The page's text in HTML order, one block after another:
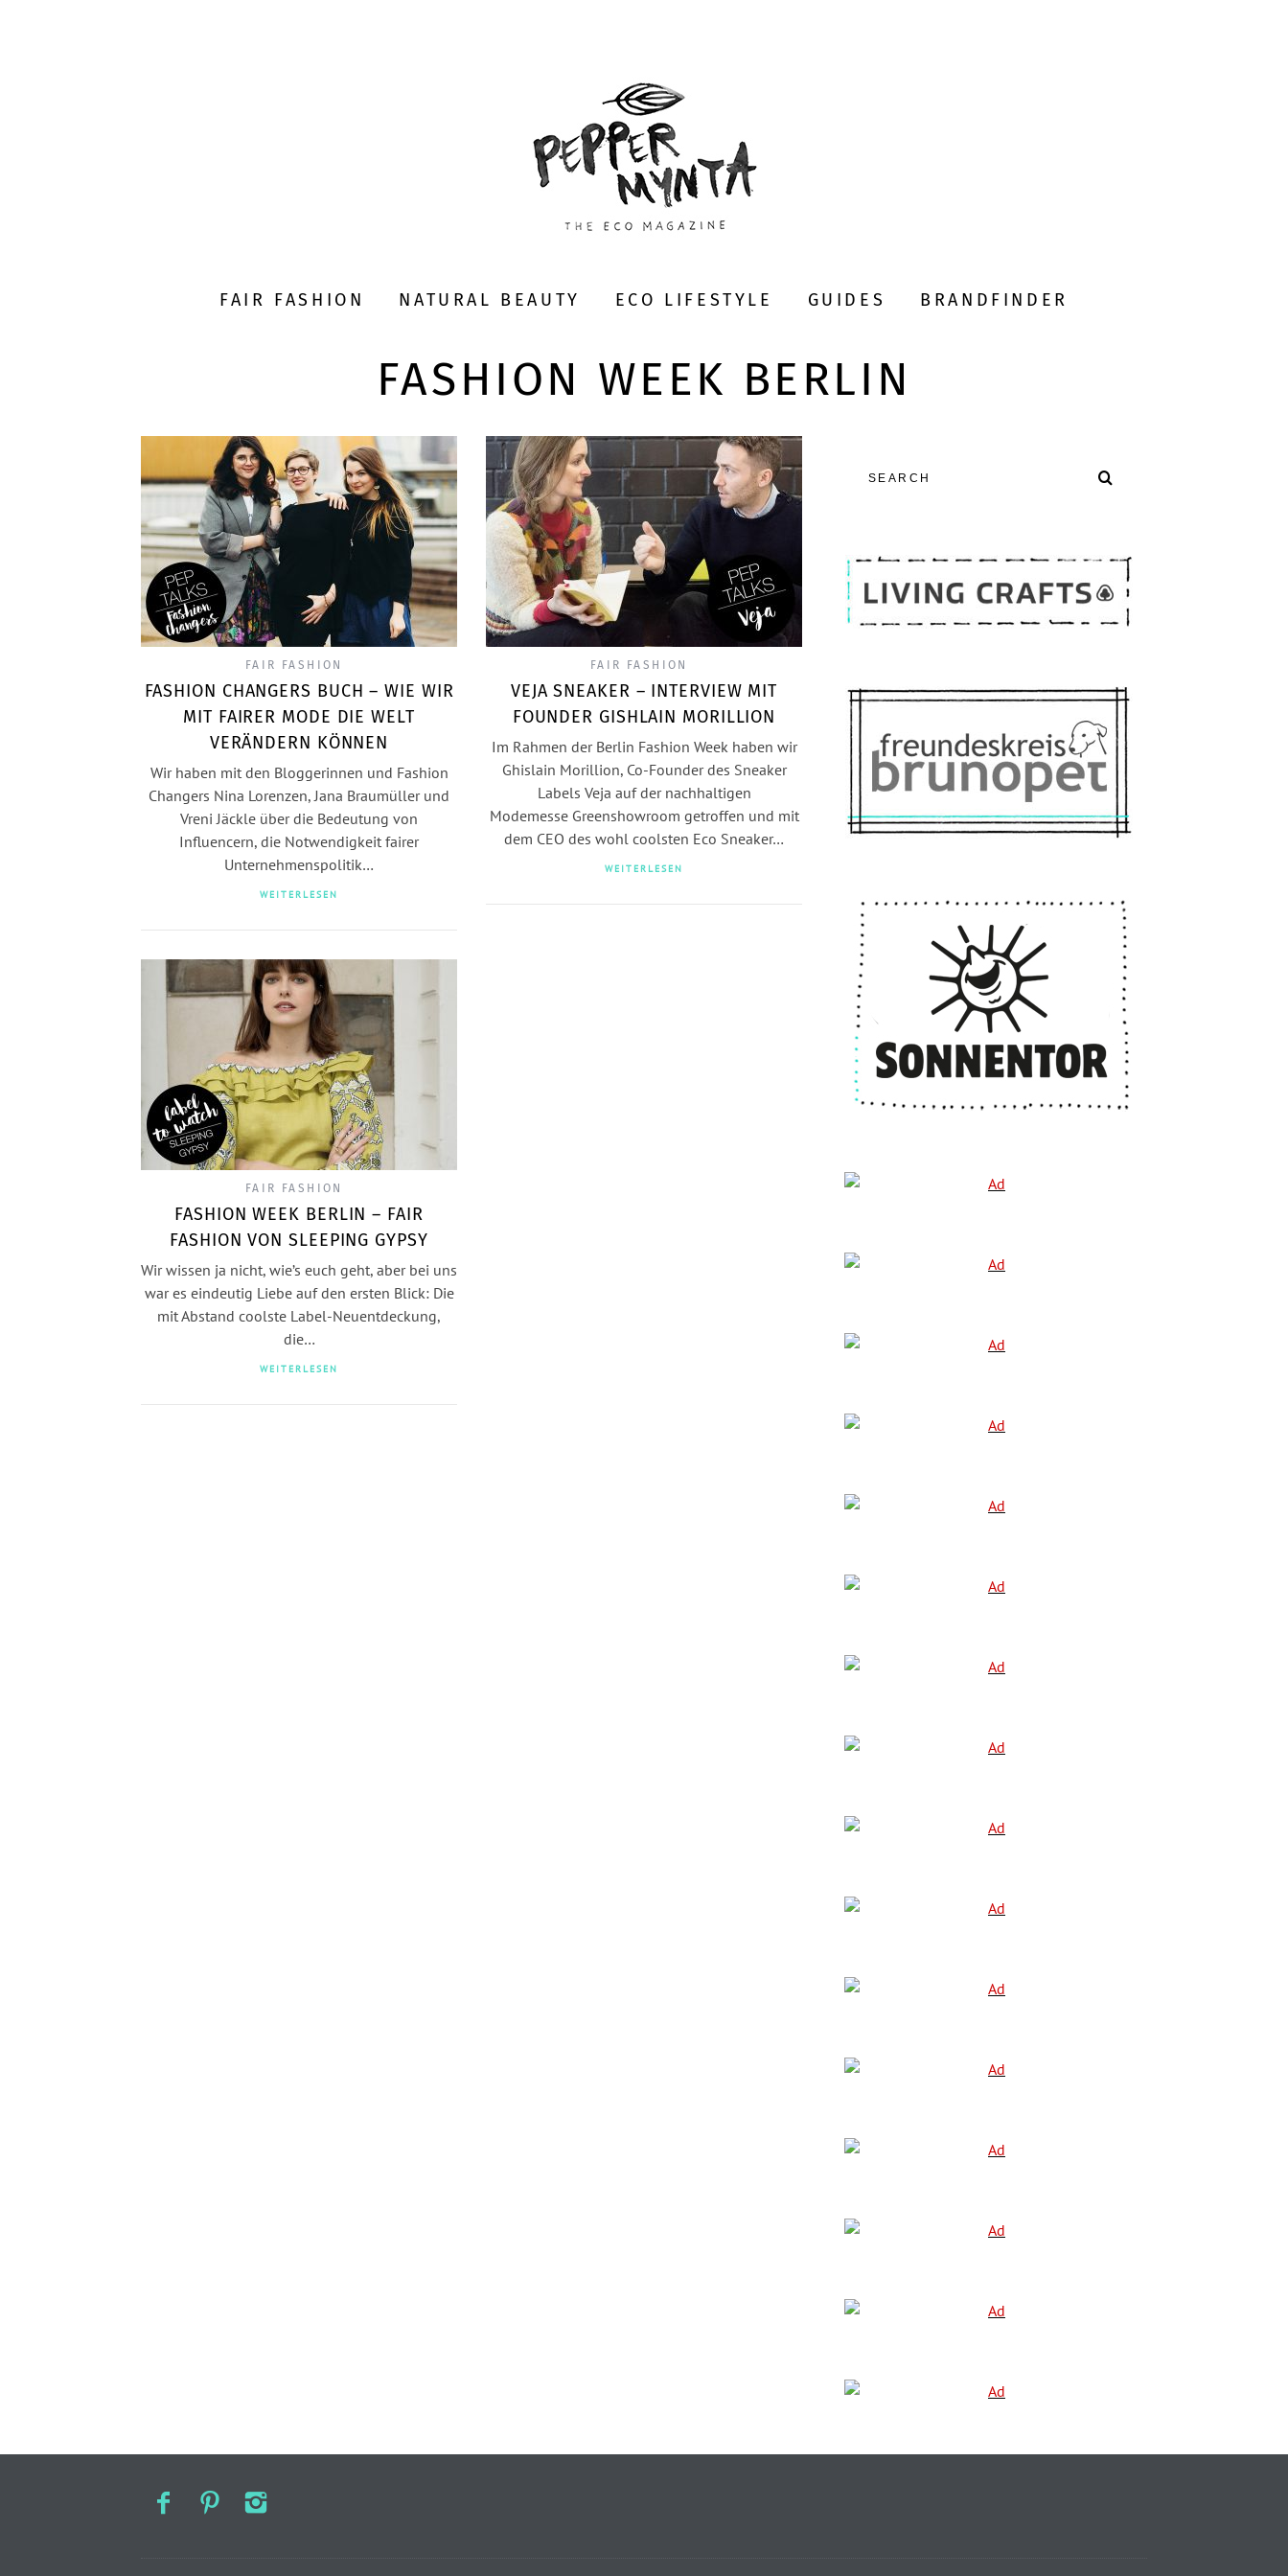
FAIR FASHION NATURAL BEAUTY ECO LIFESTYLE GUIDES BRANDFINDER
FASHION WEEK BERLIN
FAIR FASHION
FASHION CHANGERS BUCH – WIE WIR
MIT FAIRER MODE DIE WELT
VERÄNDERN KÖNNEN
Wir haben mit den Bloggerinnen und Fashion
Changers Nina Lorenzen, Jana Braumüller und
Vreni Jäckle über die Bedeutung von
Influencern, die Notwendigkeit fairer
Unternehmenspolitik…
WEITERLESEN
FAIR FASHION
VEJA SNEAKER – INTERVIEW MIT
FOUNDER GISHLAIN MORILLION
Im Rahmen der Berlin Fashion Week haben wir
Ghislain Morillion, Co-Founder des Sneaker
Labels Veja auf der nachhaltigen
Modemesse Greenshowroom getroffen und mit
dem CEO des wohl coolsten Eco Sneaker…
WEITERLESEN
FAIR FASHION
FASHION WEEK BERLIN – FAIR
FASHION VON SLEEPING GYPSY
Wir wissen ja nicht, wie’s euch geht, aber bei uns
war es eindeutig Liebe auf den ersten Blick: Die
mit Abstand coolste Label-Neuentdeckung,
die…
WEITERLESEN